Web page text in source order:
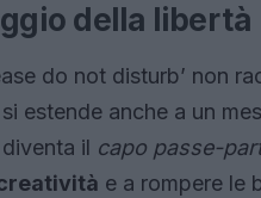
della libertà
do not disturb’ non
estende anche a un
il capo passe-
e a rompere le